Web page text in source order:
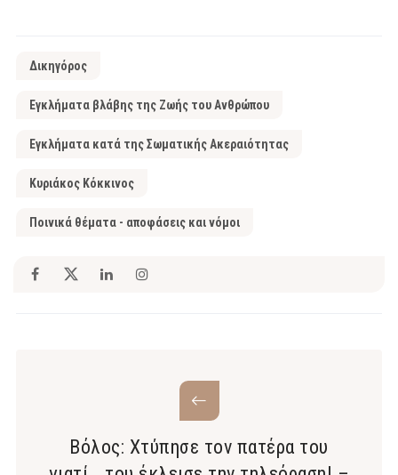
Δικηγόρος
Εγκλήματα βλάβης της Ζωής του Ανθρώπου
Εγκλήματα κατά της Σωματικής Ακεραιότητας
Κυριάκος Κόκκινος
Ποινικά θέματα - αποφάσεις και νόμοι
Βόλος: Χτύπησε τον πατέρα του